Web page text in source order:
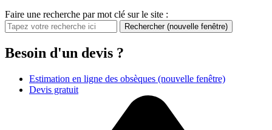
Faire une recherche par mot clé sur le site :
Rechercher (nouvelle fenêtre)
Besoin d'un devis ?
Estimation en ligne des obsèques (nouvelle fenêtre)
Devis gratuit